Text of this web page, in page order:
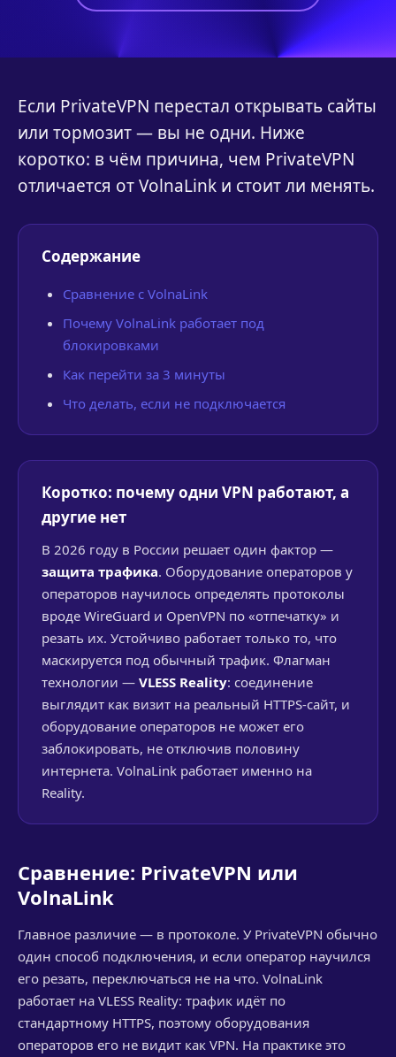
Если PrivateVPN перестал открывать сайты
или тормозит — вы не одни. Ниже
коротко: в чём причина, чем PrivateVPN
отличается от VolnaLink и стоит ли менять.
Содержание
Сравнение с VolnaLink
Почему VolnaLink работает под
блокировками
Как перейти за 3 минуты
Что делать, если не подключается
Коротко: почему одни VPN работают, а
другие нет
В 2026 году в России решает один фактор —
защита трафика. Оборудование операторов у
операторов научилось определять протоколы
вроде WireGuard и OpenVPN по «отпечатку» и
резать их. Устойчиво работает только то, что
маскируется под обычный трафик. Флагман
технологии — VLESS Reality: соединение
выглядит как визит на реальный HTTPS-сайт, и
оборудование операторов не может его
заблокировать, не отключив половину
интернета. VolnaLink работает именно на
Reality.
Сравнение: PrivateVPN или
VolnaLink
Главное различие — в протоколе. У PrivateVPN обычно
один способ подключения, и если оператор научился
его резать, переключаться не на что. VolnaLink
работает на VLESS Reality: трафик идёт по
стандартному HTTPS, поэтому оборудования
операторов его не видит как VPN. На практике это